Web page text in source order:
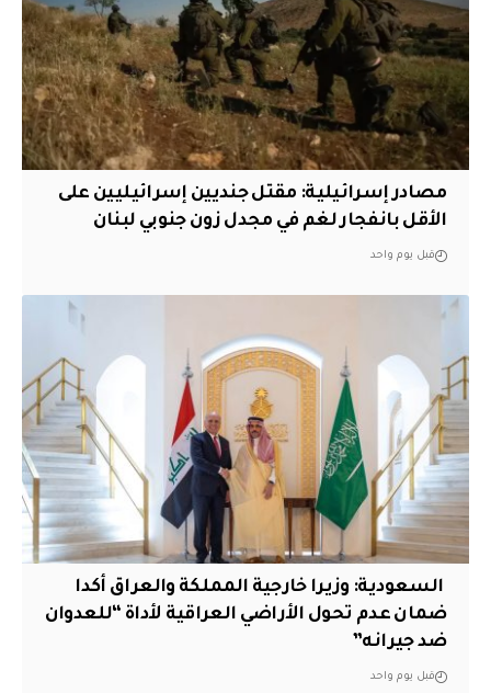
مصادر إسرائيلية: مقتل جنديين إسرائيليين على
الأقل بانفجار لغم في مجدل زون جنوبي لبنان
قبل يوم واحد
‏ السعودية: وزيرا خارجية المملكة والعراق أكدا
ضمان عدم تحول الأراضي العراقية لأداة “للعدوان
ضد جيرانه”
قبل يوم واحد